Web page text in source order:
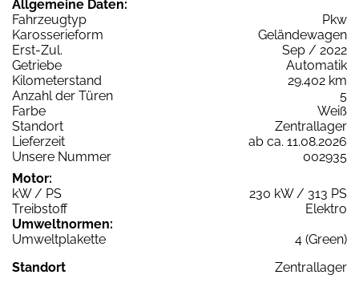
Allgemeine Daten:
Fahrzeugtyp
Pkw
Karosserieform
Geländewagen
Erst-Zul.
Sep / 2022
Getriebe
Automatik
Kilometerstand
29.402 km
Anzahl der Türen
5
Farbe
Weiß
Standort
Zentrallager
Lieferzeit
ab ca. 11.08.2026
Unsere Nummer
002935
Motor:
kW / PS
230 kW / 313 PS
Treibstoff
Elektro
Umweltnormen:
Umweltplakette
4 (Green)
Standort
Zentrallager